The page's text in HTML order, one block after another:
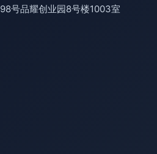
号品耀创业园8号楼1003室